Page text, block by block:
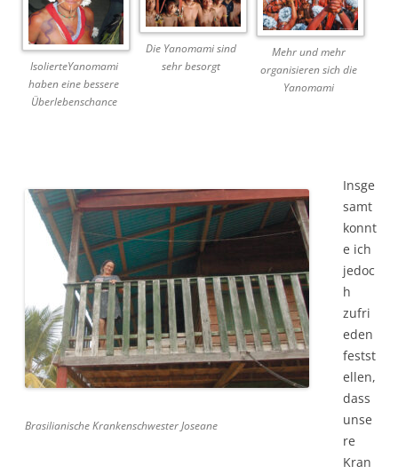
IsolierteYanomami
haben eine bessere
Überlebenschance
Die Yanomami sind
sehr besorgt
Mehr und mehr
organisieren sich die
Yanomami
Brasilianische Krankenschwester Joseane
Insge
samt
konnt
e ich
jedoc
h
zufri
eden
festst
ellen,
dass
unse
re
Kran